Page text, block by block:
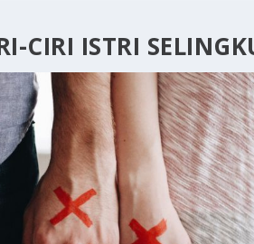
CIRI ISTRI